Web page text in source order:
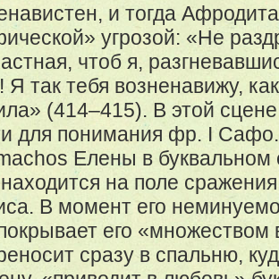
и тогда
угрозой: «Не
чтоб я,
Я так тебя возненавижу,
(414–415). В этой
для понимания фр. I
Елены в
на поле
В момент его
его «множеством
сразу в спальню,